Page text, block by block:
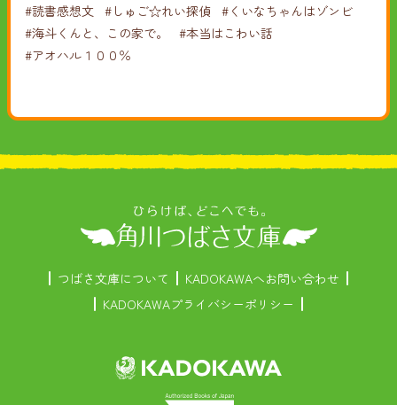
#読書感想文
#しゅご☆れい探偵 #くいなちゃんはゾンビ
#海斗くんと、この家で。
#本当はこわい話
#アオハル１００％
つばさ文庫について
KADOKAWAへお問い合わせ
KADOKAWAプライバシーポリシー